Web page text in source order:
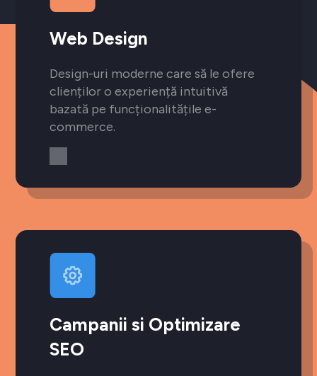
Web Design
Design-uri moderne care să le ofere
clienților o experiență intuitivă
bazată pe funcționalitățile e-
commerce.
Campanii si Optimizare
SEO